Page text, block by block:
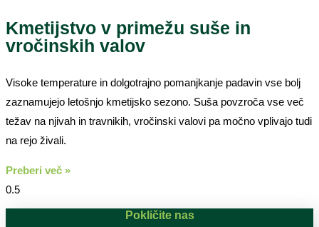
Kmetijstvo v primežu suše in
vročinskih valov
Visoke temperature in dolgotrajno pomanjkanje padavin vse bolj
zaznamujejo letošnjo kmetijsko sezono. Suša povzroča vse več
težav na njivah in travnikih, vročinski valovi pa močno vplivajo tudi
na rejo živali.
Preberi več »
Pokličite nas